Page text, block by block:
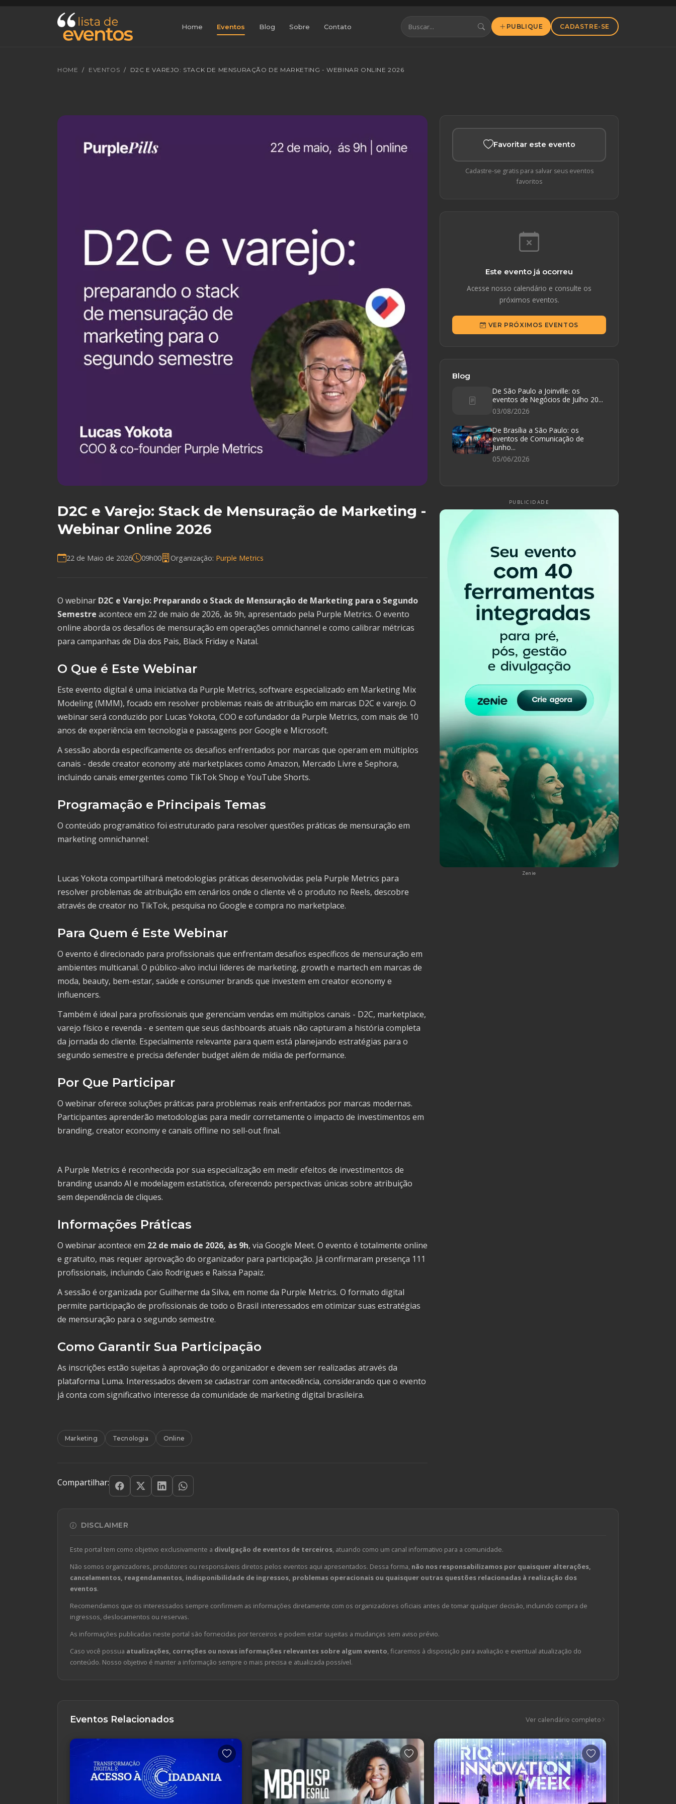
Home Eventos Blog Sobre Contato PUBLIQUE CADASTRE-SE
HOME EVENTOS D2C E VAREJO: STACK DE MENSURAÇÃO DE MARKETING - WEBINAR ONLINE 2026
D2C e Varejo: Stack de Mensuração de Marketing -
Webinar Online 2026
22 de Maio de 2026 09h00 Organização: Purple Metrics
O webinar D2C e Varejo: Preparando o Stack de Mensuração de Marketing para o Segundo
Semestre acontece em 22 de maio de 2026, às 9h, apresentado pela Purple Metrics. O evento
online aborda os desafios de mensuração em operações omnichannel e como calibrar métricas
para campanhas de Dia dos Pais, Black Friday e Natal.
O Que é Este Webinar
Este evento digital é uma iniciativa da Purple Metrics, software especializado em Marketing Mix
Modeling (MMM), focado em resolver problemas reais de atribuição em marcas D2C e varejo. O
webinar será conduzido por Lucas Yokota, COO e cofundador da Purple Metrics, com mais de 10
anos de experiência em tecnologia e passagens por Google e Microsoft.
A sessão aborda especificamente os desafios enfrentados por marcas que operam em múltiplos
canais - desde creator economy até marketplaces como Amazon, Mercado Livre e Sephora,
incluindo canais emergentes como TikTok Shop e YouTube Shorts.
Programação e Principais Temas
O conteúdo programático foi estruturado para resolver questões práticas de mensuração em
marketing omnichannel:
Lucas Yokota compartilhará metodologias práticas desenvolvidas pela Purple Metrics para
resolver problemas de atribuição em cenários onde o cliente vê o produto no Reels, descobre
através de creator no TikTok, pesquisa no Google e compra no marketplace.
Para Quem é Este Webinar
O evento é direcionado para profissionais que enfrentam desafios específicos de mensuração em
ambientes multicanal. O público-alvo inclui líderes de marketing, growth e martech em marcas de
moda, beauty, bem-estar, saúde e consumer brands que investem em creator economy e
influencers.
Também é ideal para profissionais que gerenciam vendas em múltiplos canais - D2C, marketplace,
varejo físico e revenda - e sentem que seus dashboards atuais não capturam a história completa
da jornada do cliente. Especialmente relevante para quem está planejando estratégias para o
segundo semestre e precisa defender budget além de mídia de performance.
Por Que Participar
O webinar oferece soluções práticas para problemas reais enfrentados por marcas modernas.
Participantes aprenderão metodologias para medir corretamente o impacto de investimentos em
branding, creator economy e canais offline no sell-out final.
A Purple Metrics é reconhecida por sua especialização em medir efeitos de investimentos de
branding usando AI e modelagem estatística, oferecendo perspectivas únicas sobre atribuição
sem dependência de cliques.
Informações Práticas
O webinar acontece em 22 de maio de 2026, às 9h, via Google Meet. O evento é totalmente online
e gratuito, mas requer aprovação do organizador para participação. Já confirmaram presença 111
profissionais, incluindo Caio Rodrigues e Raissa Papaiz.
A sessão é organizada por Guilherme da Silva, em nome da Purple Metrics. O formato digital
permite participação de profissionais de todo o Brasil interessados em otimizar suas estratégias
de mensuração para o segundo semestre.
Como Garantir Sua Participação
As inscrições estão sujeitas à aprovação do organizador e devem ser realizadas através da
plataforma Luma. Interessados devem se cadastrar com antecedência, considerando que o evento
já conta com significativo interesse da comunidade de marketing digital brasileira.
Marketing Tecnologia Online
Compartilhar:
Favoritar este evento
Cadastre-se gratis para salvar seus eventos
favoritos
Este evento já ocorreu
Acesse nosso calendário e consulte os
próximos eventos.
VER PRÓXIMOS EVENTOS
Blog
De São Paulo a Joinville: os
eventos de Negócios de Julho 20...
03/08/2026
De Brasília a São Paulo: os
eventos de Comunicação de
Junho...
05/06/2026
PUBLICIDADE
Zenie
DISCLAIMER
Este portal tem como objetivo exclusivamente a divulgação de eventos de terceiros, atuando como um canal informativo para a comunidade.
Não somos organizadores, produtores ou responsáveis diretos pelos eventos aqui apresentados. Dessa forma, não nos responsabilizamos por quaisquer alterações,
cancelamentos, reagendamentos, indisponibilidade de ingressos, problemas operacionais ou quaisquer outras questões relacionadas à realização dos
eventos.
Recomendamos que os interessados sempre confirmem as informações diretamente com os organizadores oficiais antes de tomar qualquer decisão, incluindo compra de
ingressos, deslocamentos ou reservas.
As informações publicadas neste portal são fornecidas por terceiros e podem estar sujeitas a mudanças sem aviso prévio.
Caso você possua atualizações, correções ou novas informações relevantes sobre algum evento, ficaremos à disposição para avaliação e eventual atualização do
conteúdo. Nosso objetivo é manter a informação sempre o mais precisa e atualizada possível.
Eventos Relacionados Ver calendário completo